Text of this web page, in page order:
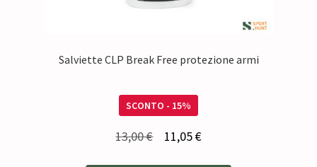
Salviette CLP Break Free protezione armi
SCONTO - 15%
13,00€ 11,05€Il